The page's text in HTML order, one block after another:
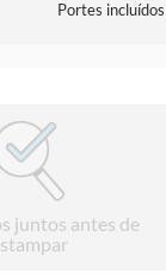
Portes
juntos antes de